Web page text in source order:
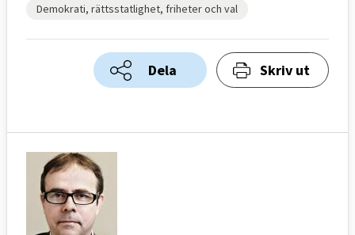
Demokrati, rättsstatlighet, friheter och val
Dela Skriv ut